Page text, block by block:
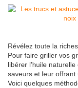
Révélez toute la
Pour faire griller vos
libérer l'huile
saveurs et leur offrant
Voici quelques